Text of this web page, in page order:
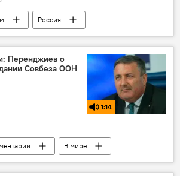
Россия
терроризм
Аналитика
Перенджиев о
Совбеза ООН
1:14
В мире
ООН